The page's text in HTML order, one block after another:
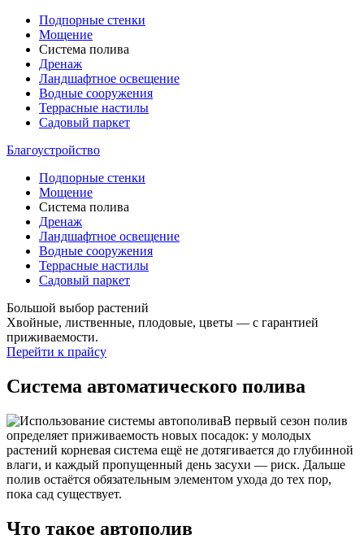
Подпорные стенки
Мощение
Система полива
Дренаж
Ландшафтное освещение
Водные сооружения
Террасные настилы
Садовый паркет
Благоустройство
Подпорные стенки
Мощение
Система полива
Дренаж
Ландшафтное освещение
Водные сооружения
Террасные настилы
Садовый паркет
Большой выбор растений
Хвойные, лиственные, плодовые, цветы — с гарантией
приживаемости.
Перейти к прайсу
Система автоматического полива
В первый сезон полив
определяет приживаемость новых посадок: у молодых
растений корневая система ещё не дотягивается до глубинной
влаги, и каждый пропущенный день засухи — риск. Дальше
полив остаётся обязательным элементом ухода до тех пор,
пока сад существует.
Что такое автополив